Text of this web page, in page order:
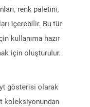
renk paletini,
içerebilir. Bu tür
kullanıma hazır
için oluşturulur.
gösterisi olarak
koleksiyonundan